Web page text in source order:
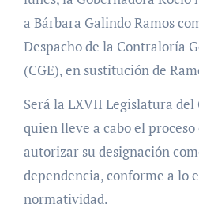
a Bárbara Galindo Ramos
Despacho de la Contraloría
(CGE), en sustitución de
Será la LXVII Legislatura del
quien lleve a cabo el
autorizar su designación
dependencia, conforme a lo
normatividad.